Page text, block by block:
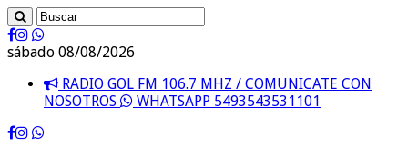
sábado 08/08/2026
RADIO GOL FM 106.7 MHZ / COMUNICATE CON
NOSOTROS
WHATSAPP 5493543531101